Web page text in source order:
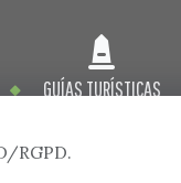
GUÍAS TURÍSTICAS
RGPD.